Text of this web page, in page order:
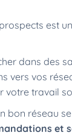
est
dans des
vers vos
votre travail
bon réseau
et